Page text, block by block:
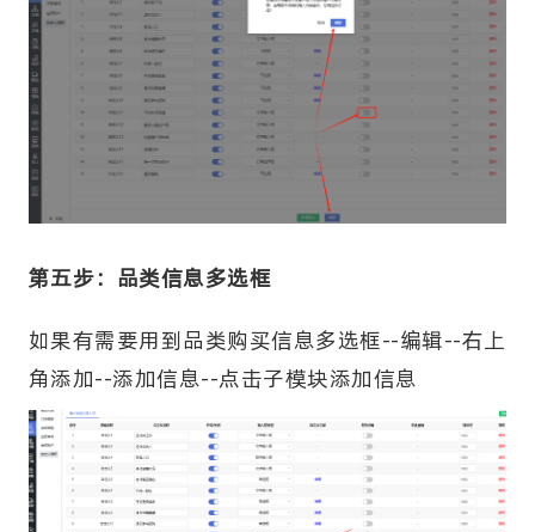
第五步：品类信息多选框
如果有需要用到品类购买信息多选框--编辑--右上
角添加--添加信息--点击子模块添加信息